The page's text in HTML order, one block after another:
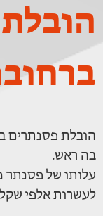
הובלת פסנתרים
בה ראש.
עלותו של פסנתר
לעשרות אלפי